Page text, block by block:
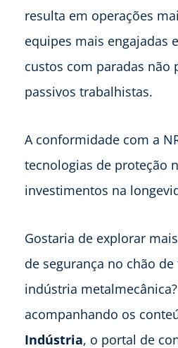
resulta em operações
equipes mais engajadas
custos com paradas não
passivos trabalhistas.
A conformidade com a
tecnologias de proteção
investimentos na
Gostaria de explorar
de segurança no chão
indústria
acompanhando os
Indústria, o portal de